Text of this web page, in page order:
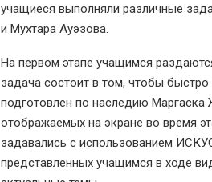
учащиеся выполняли различные
и Мухтара Ауэзова.
На первом этапе учащимся
задача состоит в том, чтобы
подготовлен по наследию Маргаска
отображаемых на экране во время
задавались с использованием
представленных учащимся в ходе